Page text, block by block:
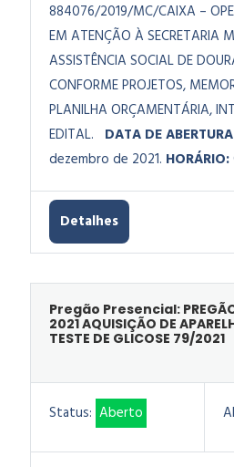
884076/2019/MC/CAIXA –
EM ATENÇÃO À SECRETARIA
ASSISTÊNCIA SOCIAL DE
CONFORME PROJETOS,
PLANILHA ORÇAMENTÁRIA,
EDITAL. DATA DE
dezembro de 2021. HORÁRIO:
Detalhes
Pregão Presencial:
2021 AQUISIÇÃO DE
TESTE DE GLICOSE 79/2021
Status: Aberto